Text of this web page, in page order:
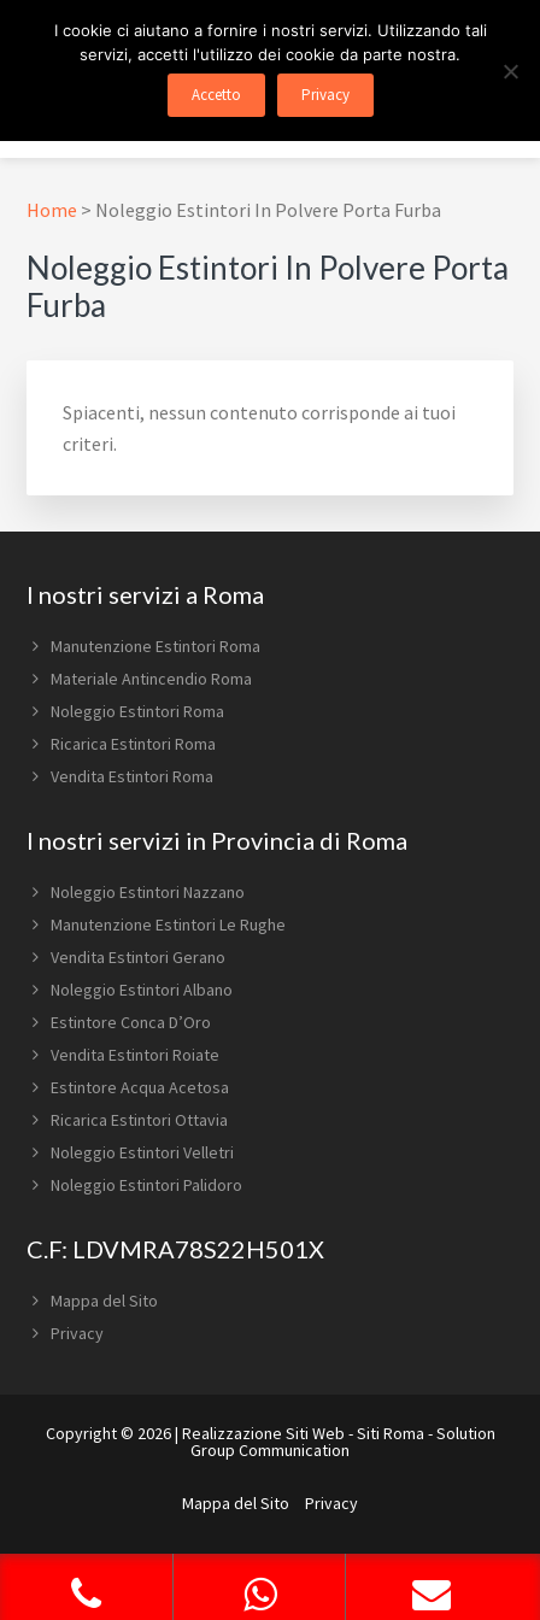
pagina
ESTINTORE ROMA
In Tutta Roma E Provincia
Menu
Home > Noleggio Estintori In Polvere Porta Furba
Noleggio Estintori In Polvere Porta
Furba
Spiacenti, nessun contenuto corrisponde ai tuoi
criteri.
Footer
I nostri servizi a Roma
Manutenzione Estintori Roma
Materiale Antincendio Roma
Noleggio Estintori Roma
Ricarica Estintori Roma
Vendita Estintori Roma
I nostri servizi in Provincia di Roma
Noleggio Estintori Nazzano
Manutenzione Estintori Le Rughe
Vendita Estintori Gerano
Noleggio Estintori Albano
Estintore Conca D’Oro
Vendita Estintori Roiate
Estintore Acqua Acetosa
Ricarica Estintori Ottavia
Noleggio Estintori Velletri
Noleggio Estintori Palidoro
C.F: LDVMRA78S22H501X
Mappa del Sito
Privacy
Copyright © 2026 | Realizzazione Siti Web -Siti Roma -Solution
Group Communication
Mappa del Sito Privacy
I cookie ci aiutano a fornire i nostri servizi. Utilizzando tali
servizi, accetti l'utilizzo dei cookie da parte nostra.
Accetto Privacy